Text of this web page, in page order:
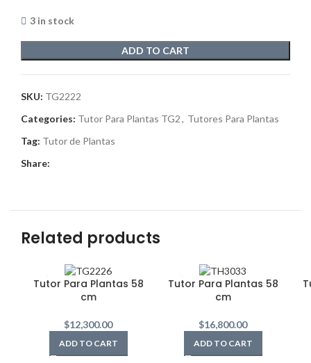
3 in stock
ADD TO CART
SKU: TG2222
Categories: Tutor Para Plantas TG2, Tutores Para Plantas
Tag: Tutor de Plantas
Share:
Related products
Tutor Para Plantas 58
cm
$12,300.00
ADD TO CART
Tutor Para Plantas 58
cm
$16,800.00
ADD TO CART